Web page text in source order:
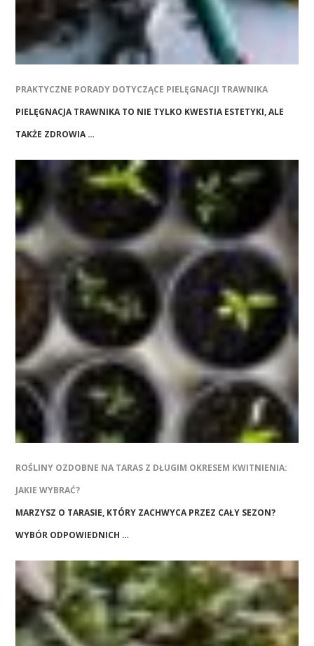
PRAKTYCZNE PORADY DOTYCZĄCE PIELĘGNACJI TRAWNIKA
PIELĘGNACJA TRAWNIKA TO NIE TYLKO KWESTIA ESTETYKI, ALE
TAKŻE ZDROWIA …
ROŚLINY OZDOBNE NA TARAS Z DŁUGIM OKRESEM KWITNIENIA:
JAKIE WYBRAĆ?
MARZYSZ O TARASIE, KTÓRY ZACHWYCA PRZEZ CAŁY SEZON?
WYBÓR ODPOWIEDNICH …